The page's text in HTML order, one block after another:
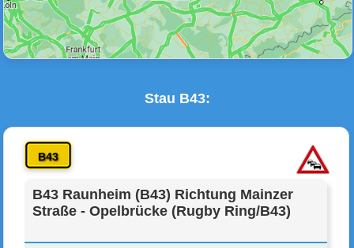
Stau B43:
B43
B43 Raunheim (B43) Richtung Mainzer
Straße - Opelbrücke (Rugby Ring/B43)